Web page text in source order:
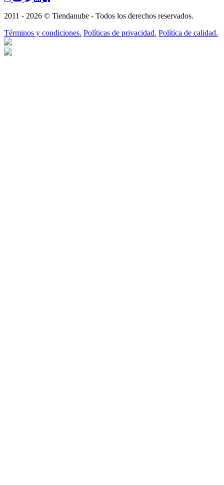
2011 - 2026 © Tiendanube - Todos los derechos reservados.
Términos y condiciones. Políticas de privacidad. Política de calidad.